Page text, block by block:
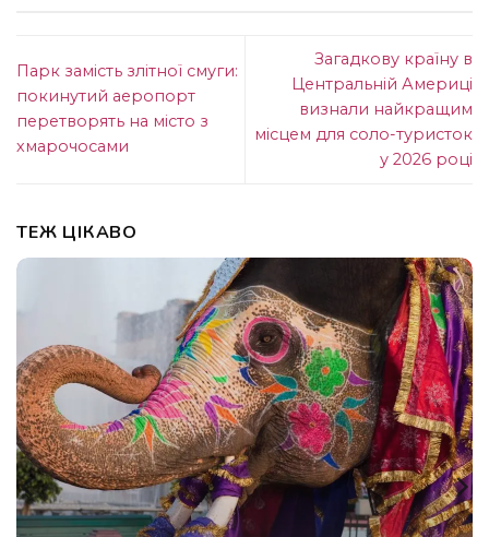
Парк замість злітної смуги:
покинутий аеропорт
перетворять на місто з
хмарочосами
Загадкову країну в
Центральній Америці
визнали найкращим
місцем для соло-туристок
у 2026 році
ТЕЖ ЦІКАВО